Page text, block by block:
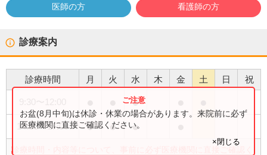
医師の方 看護師の方
診療案内
診療時間 月 火 水 木 金 土 日 祝
●
14:30〜17:00 ● ● ●
診療時間・内容等について、事前に必ず医療機関に直接ご確認く
お盆(8月中旬)は休診・休業の場合があります。来院前に必ず
医療機関に直接ご確認ください。
×閉じる